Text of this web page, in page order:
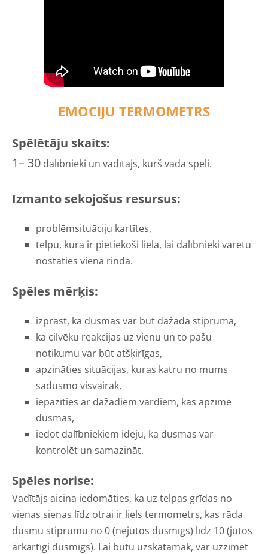
EMOCIJU TERMOMETRS
Spēlētāju skaits:
1– 30 dalībnieki un vadītājs, kurš vada spēli.
Izmanto sekojošus resursus:
problēmsituāciju kartītes,
telpu, kura ir pietiekoši liela, lai dalībnieki varētu
nostāties vienā rindā.
Spēles mērķis:
izprast, ka dusmas var būt dažāda stipruma,
ka cilvēku reakcijas uz vienu un to pašu
notikumu var būt atšķirīgas,
apzināties situācijas, kuras katru no mums
sadusmo visvairāk,
iepazīties ar dažādiem vārdiem, kas apzīmē
dusmas,
iedot dalībniekiem ideju, ka dusmas var
kontrolēt un samazināt.
Spēles norise:
Vadītājs aicina iedomāties, ka uz telpas grīdas no
vienas sienas līdz otrai ir liels termometrs, kas rāda
dusmu stiprumu no 0 (nejūtos dusmīgs) līdz 10 (jūtos
ārkārtīgi dusmīgs). Lai būtu uzskatāmāk, var uzzīmēt